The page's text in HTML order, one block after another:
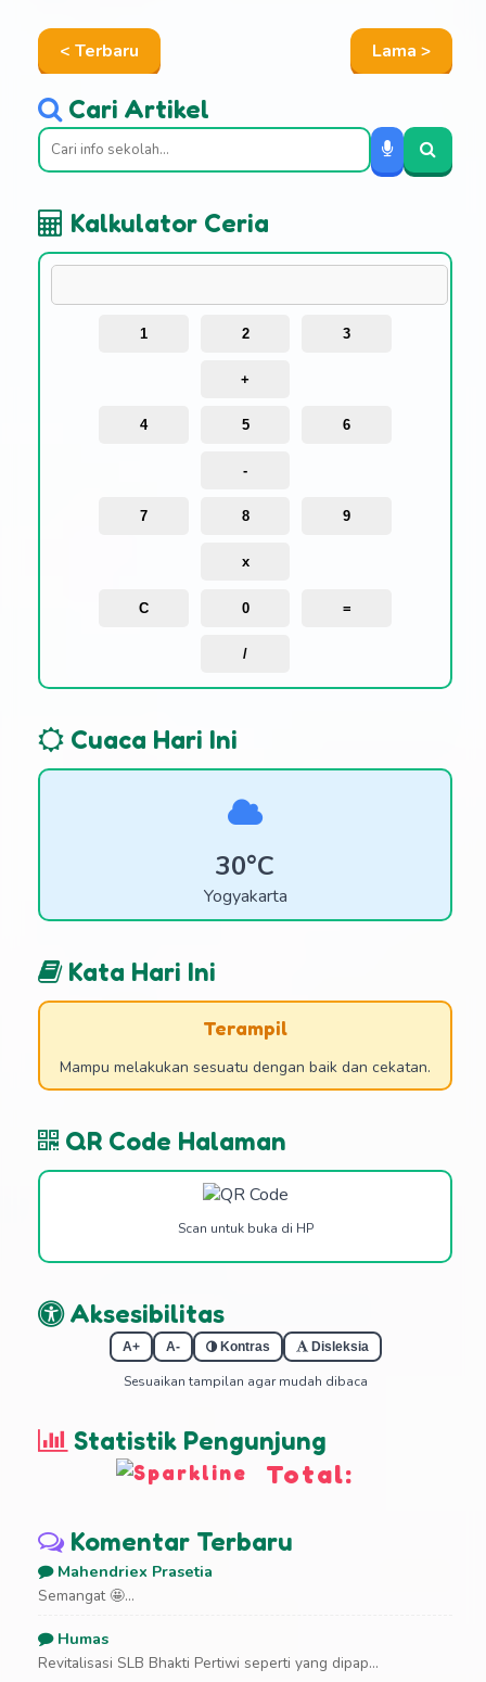
< Terbaru Lama >
Cari Artikel
Kalkulator Ceria
1 2 3
+
4 5 6
-
7 8 9
x
C 0 =
/
Cuaca Hari Ini
30°C
Yogyakarta
Kata Hari Ini
Terampil
Mampu melakukan sesuatu dengan baik dan cekatan.
QR Code Halaman
Scan untuk buka di HP
Aksesibilitas
A+ A- Kontras Disleksia
Sesuaikan tampilan agar mudah dibaca
Statistik Pengunjung
Total:
Komentar Terbaru
Mahendriex Prasetia
Semangat 🤩...
Humas
Revitalisasi SLB Bhakti Pertiwi seperti yang dipap...